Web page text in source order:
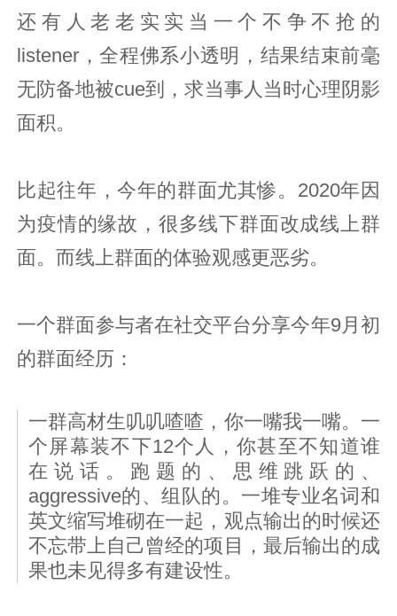
还有人老老实实当一个不争不抢的
listener，全程佛系小透明，结果结束前毫
无防备地被cue到，求当事人当时心理阴影
面积。
比起往年，今年的群面尤其惨。2020年因
为疫情的缘故，很多线下群面改成线上群
面。而线上群面的体验观感更恶劣。
一个群面参与者在社交平台分享今年9月初
的群面经历：
一群高材生叽叽喳喳，你一嘴我一嘴。一
个屏幕装不下12个人，你甚至不知道谁
在说话。跑题的、思维跳跃的、
aggressive的、组队的。一堆专业名词和
英文缩写堆砌在一起，观点输出的时候还
不忘带上自己曾经的项目，最后输出的成
果也未见得多有建设性。